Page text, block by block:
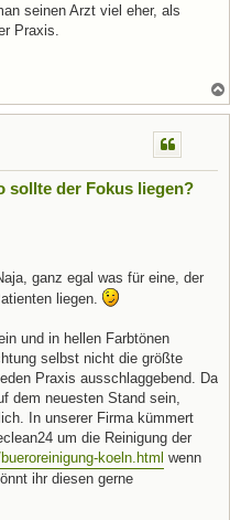
seinen Arzt viel eher, als
Praxis.
sollte der Fokus liegen?
ganz egal was für eine, der
liegen.
und in hellen Farbtönen
selbst nicht die größte
Praxis ausschlaggebend. Da
dem neuesten Stand sein,
In unserer Firma kümmert
um die Reinigung der
koeln.html wenn
ihr diesen gerne